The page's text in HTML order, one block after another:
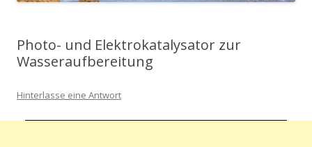
Photo- und Elektrokatalysator zur
Wasseraufbereitung
Hinterlasse eine Antwort